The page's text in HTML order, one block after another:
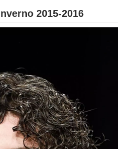
2015-2016